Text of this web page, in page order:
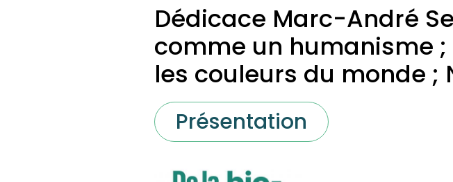
Dédicace Marc-André
comme un humanisme
les couleurs du monde ;
Présentation